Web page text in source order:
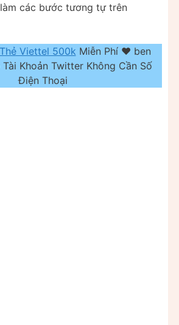
các bước tương tự trên
Thẻ Viettel 500k Miễn Phí ❤️ ben
Khoản Twitter Không Cần Số
Điện Thoại